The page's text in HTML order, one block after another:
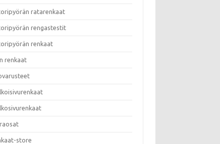
ratarenkaat
rengastestit
renkaat
renkaat
store